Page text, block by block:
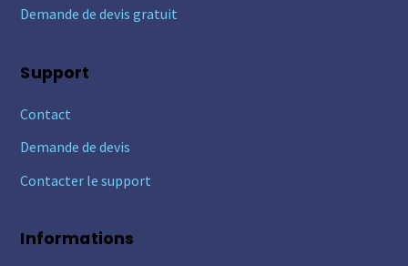
Demande de devis gratuit
Support
Contact
Demande de devis
Contacter le support
Informations